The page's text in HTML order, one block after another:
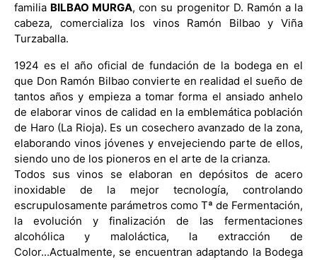
familia BILBAO MURGA, con su progenitor D. Ramón a la
cabeza, comercializa los vinos Ramón Bilbao y Viña
Turzaballa.
1924 es el año oficial de fundación de la bodega en el
que Don Ramón Bilbao convierte en realidad el sueño de
tantos años y empieza a tomar forma el ansiado anhelo
de elaborar vinos de calidad en la emblemática población
de Haro (La Rioja). Es un cosechero avanzado de la zona,
elaborando vinos jóvenes y envejeciendo parte de ellos,
siendo uno de los pioneros en el arte de la crianza.
Todos sus vinos se elaboran en depósitos de acero
inoxidable de la mejor tecnología, controlando
escrupulosamente parámetros como Tª de Fermentación,
la evolución y finalización de las fermentaciones
alcohólica y maloláctica, la extracción de
Color...Actualmente, se encuentran adaptando la Bodega